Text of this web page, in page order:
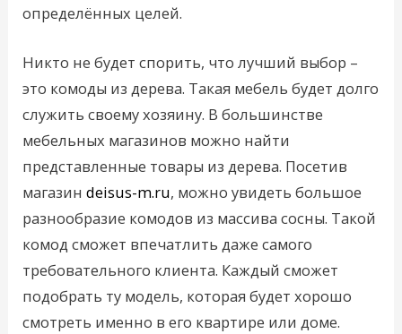
определённых целей.
Никто не будет спорить, что лучший выбор –
это комоды из дерева. Такая мебель будет долго
служить своему хозяину. В большинстве
мебельных магазинов можно найти
представленные товары из дерева. Посетив
магазинdeisus-m.ru, можно увидеть большое
разнообразие комодов из массива сосны. Такой
комод сможет впечатлить даже самого
требовательного клиента. Каждый сможет
подобрать ту модель, которая будет хорошо
смотреть именно в его квартире или доме.